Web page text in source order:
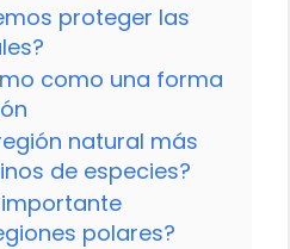
proteger las
como una forma
natural más
de especies?
importante
polares?